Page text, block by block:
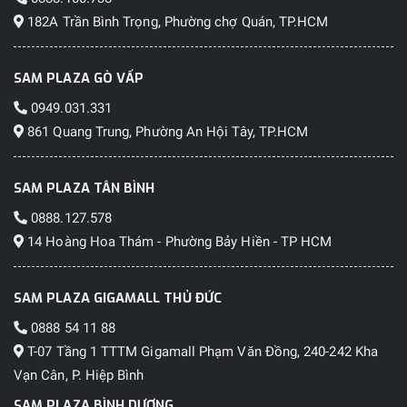
tương tự với sạc có dây 25W và sạc nhanh không dây 15W.
Điện thoại vẫn đi kèm bộ nhớ 12GB, 3 tùy chọn bộ nhớ khác
nhau: 256GB, 512GB và 1TB.
Thiết lập camera phần lớn cũng giống như trên Galaxy Z
Fold 5 và Galaxy Z Fold 4. Bộ ba camera sau sử dụng cùng
selfie 10MP và camera selfie 4MP dưới màn hình.
Phần mềm
182A Trần Bình Trọng, Phường chợ Quán, TP.HCM
SAM PLAZA GÒ VẤP
0949.031.331
861 Quang Trung, Phường An Hội Tây, TP.HCM
SAM PLAZA TÂN BÌNH
0888.127.578
14 Hoàng Hoa Thám - Phường Bảy Hiền - TP HCM
SAM PLAZA GIGAMALL THỦ ĐỨC
0888 54 11 88
T-07 Tầng 1 TTTM Gigamall Phạm Văn Đồng, 240-242 Kha
Vạn Cân, P. Hiệp Bình